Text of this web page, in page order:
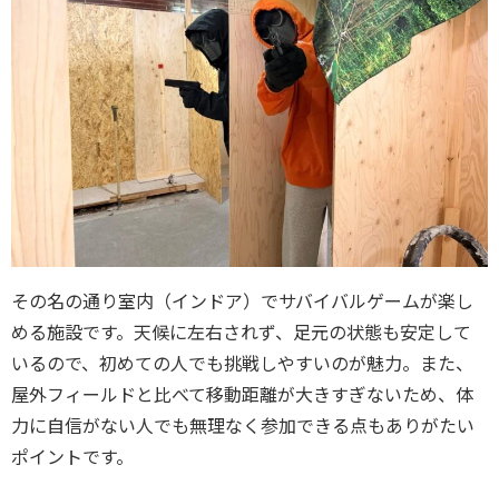
その名の通り室内（インドア）でサバイバルゲームが楽し
める施設です。天候に左右されず、足元の状態も安定して
いるので、初めての人でも挑戦しやすいのが魅力。また、
屋外フィールドと比べて移動距離が大きすぎないため、体
力に自信がない人でも無理なく参加できる点もありがたい
ポイントです。